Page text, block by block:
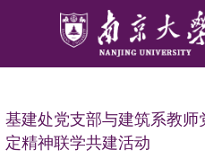
基建处党支部与建筑系教
定精神联学共建活动